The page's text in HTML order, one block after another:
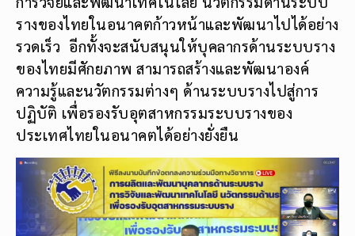
รางของไทยในอนาคตก้าวหน้าและพัฒนาไปได้อย่าง
รวดเร็ว อีกทั้งจะสนับสนุนให้บุคลากรด้านระบบราง
ของไทยมีศักยภาพ สามารถสร้างและพัฒนาองค์
ความรู้และนวัตกรรมต่างๆ ด้านระบบรางไปสู่การ
ปฏิบัติ เพื่อรองรับอุตสาหกรรมระบบรางของ
ประเทศไทยในอนาคตได้อย่างยั่งยืน